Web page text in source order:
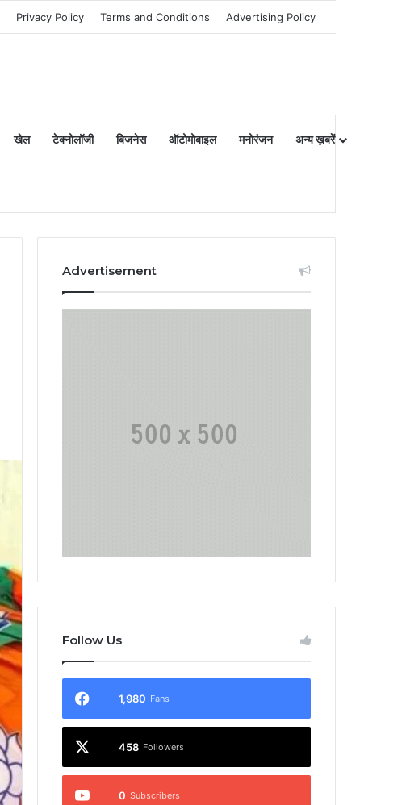
Privacy Policy Terms and Conditions Advertising Policy
खेल टेक्नोलॉजी बिजनेस ऑटोमोबाइल मनोरंजन अन्य ख़बरें
Advertisement
Follow Us
1,980 Fans
458 Followers
0 Subscribers